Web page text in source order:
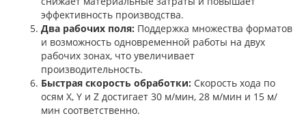
эффективность производства.
Два рабочих поля: Поддержка множества форматов
и возможность одновременной работы на двух
рабочих зонах, что увеличивает
производительность.
Быстрая скорость обработки: Скорость хода по
осям X, Y и Z достигает 30 м/мин, 28 м/мин и 15 м/
мин соответственно.